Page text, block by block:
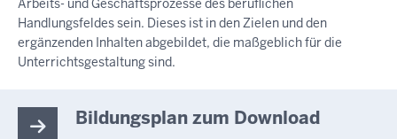
Handlungsfeldes sein. Dieses ist in den Zielen und den
ergänzenden Inhalten abgebildet, die maßgeblich für die
Unterrichtsgestaltung sind.
Bildungsplan zum Download